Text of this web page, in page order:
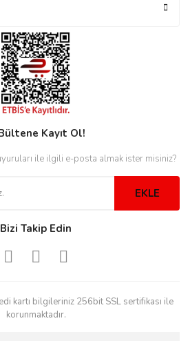
Kayıt Ol!
ile ilgili e-posta almak ister misiniz?
EKLE
Bizi Takip Edin
kartı bilgileriniz 256bit SSL sertifikası ile
korunmaktadır.